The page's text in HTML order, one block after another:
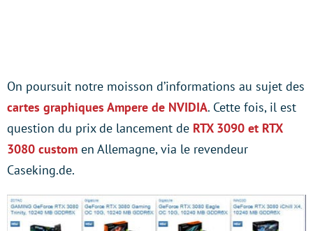
On poursuit notre moisson d’informations au sujet des
cartes graphiques Ampere de NVIDIA. Cette fois, il est
question du prix de lancement de RTX 3090 et RTX
3080 custom en Allemagne, via le revendeur
Caseking.de.